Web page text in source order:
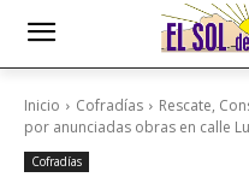
Inicio Cofradías
Rescate,
por anunciadas obras en calle
Cofradías